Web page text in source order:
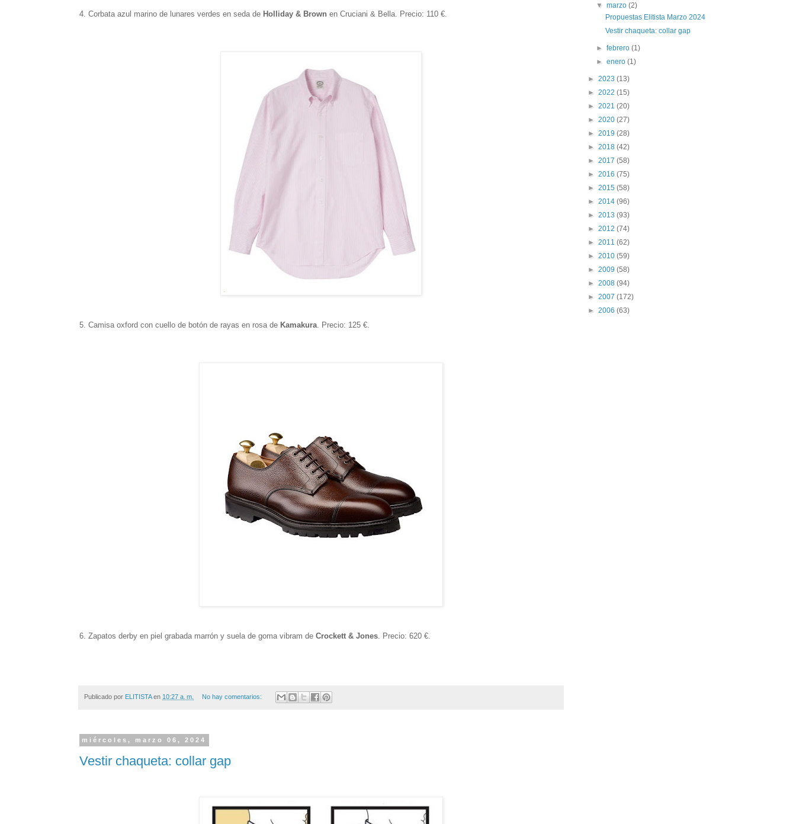
4. Corbata azul marino de lunares verdes en seda de Holliday & Brown en Cruciani & Bella. Precio: 110 €.
5. Camisa oxford con cuello de botón de rayas en rosa de Kamakura. Precio: 125 €.
6. Zapatos derby en piel grabada marrón y suela de goma vibram de Crockett & Jones. Precio: 620 €.
Publicado por ELITISTA en 10:27 a. m. No hay comentarios:
miércoles, marzo 06, 2024
Vestir chaqueta: collar gap
▼marzo(2)
Propuestas Elitista Marzo 2024
Vestir chaqueta: collar gap
►febrero(1)
►enero(1)
► 2023 (13)
► 2022 (15)
► 2021 (20)
► 2020 (27)
► 2019 (28)
► 2018 (42)
► 2017 (58)
► 2016 (75)
► 2015 (58)
► 2014 (96)
► 2013 (93)
► 2012 (74)
► 2011 (62)
► 2010 (59)
► 2009 (58)
► 2008 (94)
► 2007 (172)
► 2006 (63)